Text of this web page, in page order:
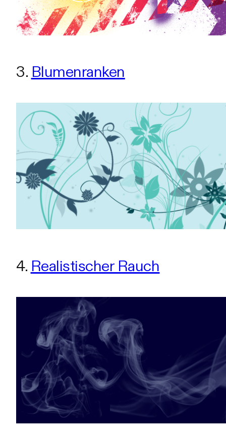
3. Blumenranken
4. Realistischer Rauch